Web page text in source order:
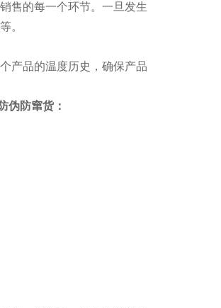
售的每一个环节。一旦发生
。
产品的温度历史，确保产品
伪防窜货：